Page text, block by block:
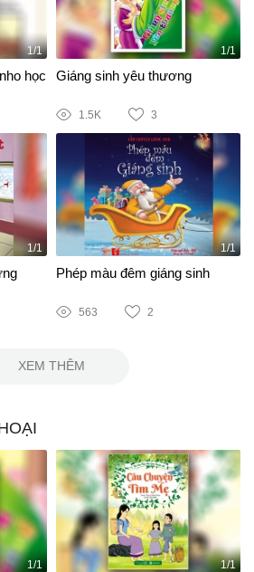
1/1
học
1/1
Giáng sinh yêu thương
1.5K 3
1/1 1/1
Phép màu đêm giáng sinh
563 2
XEM THÊM
1/1 1/1